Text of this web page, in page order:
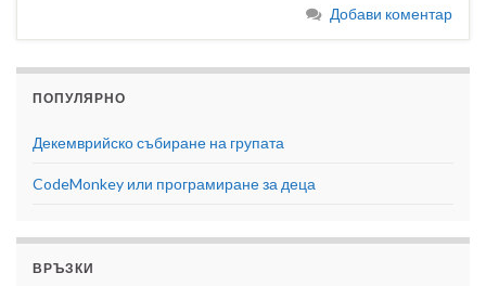
Добави коментар
ПОПУЛЯРНО
Декемврийско събиране на групата
CodeMonkey или програмиране за деца
ВРЪЗКИ